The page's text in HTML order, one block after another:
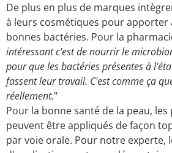
De plus en plus de marques
à leurs cosmétiques pour apporter
bonnes bactéries. Pour la
intéressant c'est de nourrir le
pour que les bactéries présentes à
fassent leur travail. C'est comme ça
réellement."
Pour la bonne santé de la peau,
peuvent être appliqués de façon
par voie orale. Pour notre experte,